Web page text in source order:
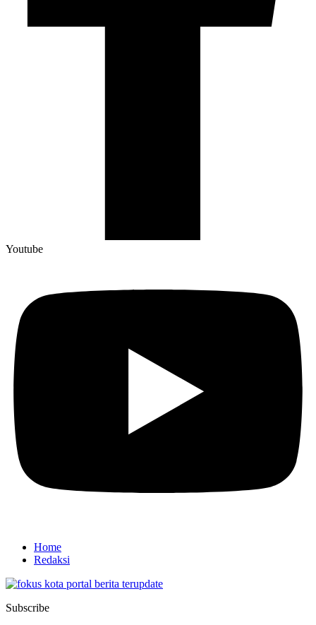
Youtube
Home
Redaksi
Subscribe